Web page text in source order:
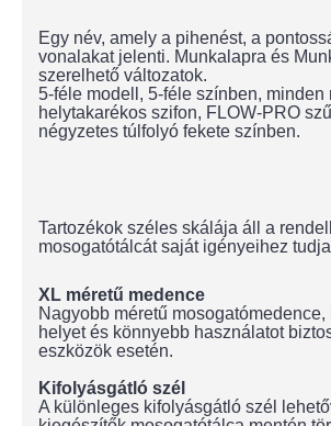
Egy név, amely a pihenést, a
vonalakat jelenti. Munkalapra és
szerelhető változatok.
5-féle modell, 5-féle színben, minden
helytakarékos szifon, FLOW-PRO
négyzetes túlfolyó fekete színben.
Tartozékok széles skálája áll a
mosogatótálcát saját igényeihez
XL méretű medence
Nagyobb méretű
helyet és könnyebb használatot
eszközök esetén.
Kifolyásgátló szél
A különleges kifolyásgátló szél